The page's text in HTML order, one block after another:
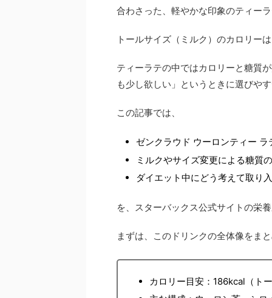
合わさった、軽やかな印象のティーラ
トールサイズ（ミルク）のカロリーは
ティーラテの中ではカロリーと糖質
も少し欲しい」というときに選びや
この記事では、
ゼンクラウド ウーロンティー
ミルクやサイズ変更による糖質
ダイエット中にどう考えて取り
を、スターバックス公式サイトの栄
まずは、このドリンクの全体像をまと
カロリー目安：186kcal（トー